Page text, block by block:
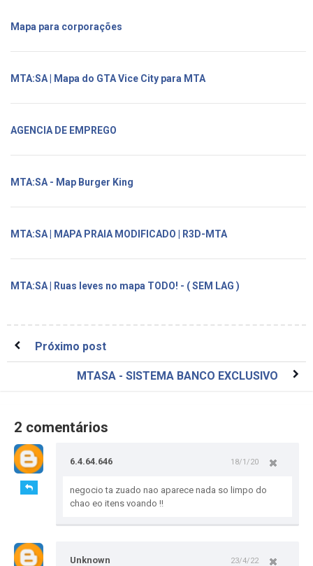
Mapa para corporações
MTA:SA | Mapa do GTA Vice City para MTA
AGENCIA DE EMPREGO
MTA:SA - Map Burger King
MTA:SA | MAPA PRAIA MODIFICADO | R3D-MTA
MTA:SA | Ruas leves no mapa TODO! - ( SEM LAG )
Próximo post
MTASA - SISTEMA BANCO EXCLUSIVO
2 comentários
6.4.64.646 18/1/20
negocio ta zuado nao aparece nada so limpo do
chao eo itens voando !!
Unknown 23/4/22